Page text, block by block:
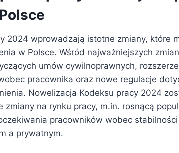
2024 wprowadzają istotne zmiany, które
w Polsce. Wśród najważniejszych
umów cywilnoprawnych,
pracownika oraz nowe regulacje
Nowelizacja Kodeksu pracy 2024
zmiany na rynku pracy, m.in. rosnącą
pracowników wobec
a prywatnym.